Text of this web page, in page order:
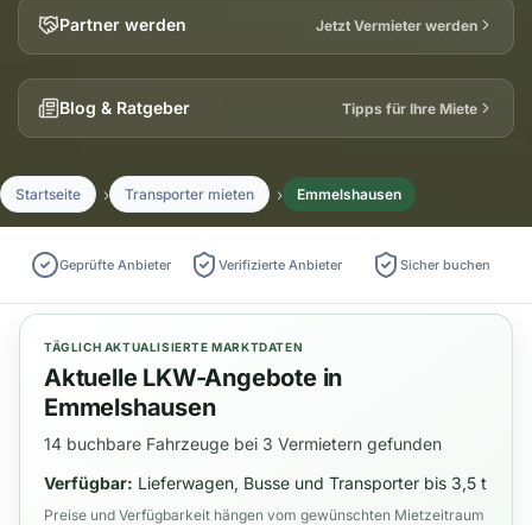
Partner werden Jetzt Vermieter werden
Blog & Ratgeber Tipps für Ihre Miete
Startseite Transporter mieten Emmelshausen
Geprüfte Anbieter Verifizierte Anbieter Sicher buchen
TÄGLICH AKTUALISIERTE MARKTDATEN
Aktuelle LKW-Angebote in
Emmelshausen
14 buchbare Fahrzeuge bei 3 Vermietern gefunden
Verfügbar: Lieferwagen, Busse und Transporter bis 3,5 t
Preise und Verfügbarkeit hängen vom gewünschten Mietzeitraum